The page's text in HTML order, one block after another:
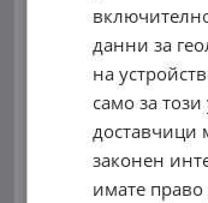
главен път
гр.Хисаря/
0888 567 263,
Виж на
данни за
на
само за
доставчици
законен
имате право